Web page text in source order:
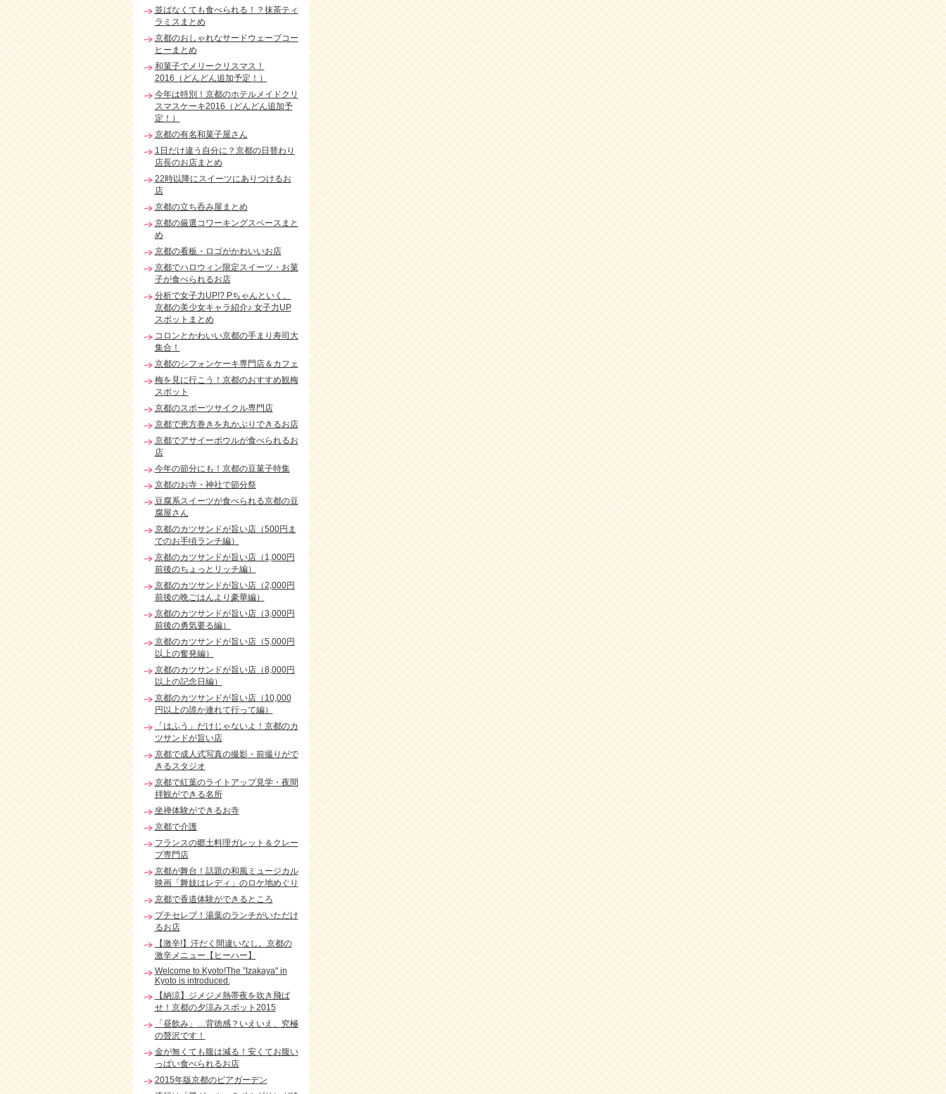
並ばなくても食べられる！？抹茶ティ
ラミスまとめ
京都のおしゃれなサードウェーブコー
ヒーまとめ
和菓子でメリークリスマス！
2016（どんどん追加予定！）
今年は特別！京都のホテルメイドクリ
スマスケーキ2016（どんどん追加予
定！）
京都の有名和菓子屋さん
1日だけ違う自分に？京都の日替わり
店長のお店まとめ
22時以降にスイーツにありつけるお
店
京都の立ち呑み屋まとめ
京都の厳選コワーキングスペースまと
め
京都の看板・ロゴがかわいいお店
京都でハロウィン限定スイーツ・お菓
子が食べられるお店
分析で女子力UP!? Pちゃんといく、
京都の美少女キャラ紹介♪ 女子力UP
スポットまとめ
コロンとかわいい京都の手まり寿司大
集合！
京都のシフォンケーキ専門店＆カフェ
梅を見に行こう！京都のおすすめ観梅
スポット
京都のスポーツサイクル専門店
京都で恵方巻きを丸かぶりできるお店
京都でアサイーボウルが食べられるお
店
今年の節分にも！京都の豆菓子特集
京都のお寺・神社で節分祭
豆腐系スイーツが食べられる京都の豆
腐屋さん
京都のカツサンドが旨い店（500円ま
でのお手頃ランチ編）
京都のカツサンドが旨い店（1,000円
前後のちょっとリッチ編）
京都のカツサンドが旨い店（2,000円
前後の晩ごはんより豪華編）
京都のカツサンドが旨い店（3,000円
前後の勇気要る編）
京都のカツサンドが旨い店（5,000円
以上の奮発編）
京都のカツサンドが旨い店（8,000円
以上の記念日編）
京都のカツサンドが旨い店（10,000
円以上の誰か連れて行って編）
「はふう」だけじゃないよ！京都のカ
ツサンドが旨い店
京都で成人式写真の撮影・前撮りがで
きるスタジオ
京都で紅葉のライトアップ見学・夜間
拝観ができる名所
坐禅体験ができるお寺
京都で介護
フランスの郷土料理ガレット＆クレー
プ専門店
京都が舞台！話題の和風ミュージカル
映画「舞妓はレディ」のロケ地めぐり
京都で香道体験ができるところ
プチセレブ！湯葉のランチがいただけ
るお店
【激辛!】汗だく間違いなし。京都の
激辛メニュー【ヒーハー】
Welcome to Kyoto!The ”Izakaya" in
Kyoto is introduced.
【納涼】ジメジメ熱帯夜を吹き飛ば
せ！京都の夕涼みスポット2015
「昼飲み」…背徳感？いえいえ、究極
の贅沢です！
金が無くても腹は減る！安くてお腹い
っぱい食べられるお店
2015年版京都のビアガーデン